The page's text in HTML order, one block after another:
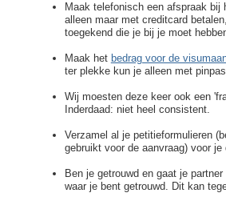
Maak telefonisch een afspraak
alleen maar met creditcard
toegekend die je bij je moet
Maak het bedrag voor de
ter plekke kun je alleen met
Wij moesten deze keer ook een
Inderdaad: niet heel consistent.
Verzamel al je petitieformulieren
gebruikt voor de aanvraag) voor
Ben je getrouwd en gaat je
waar je bent getrouwd. Dit kan